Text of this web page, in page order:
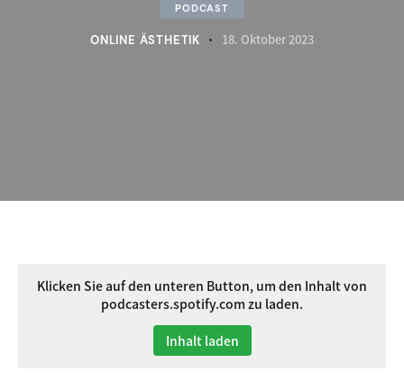
PODCAST
ONLINE ÄSTHETIK 18. Oktober 2023
Klicken Sie auf den unteren Button, um den Inhalt von
podcasters.spotify.com zu laden.
Inhalt laden